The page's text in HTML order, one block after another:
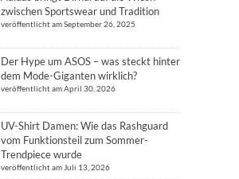
zwischen Sportswear und Tradition
veröffentlicht am September 26, 2025
Der Hype um ASOS – was steckt hinter
dem Mode-Giganten wirklich?
veröffentlicht am April 30, 2026
UV-Shirt Damen: Wie das Rashguard
vom Funktionsteil zum Sommer-
Trendpiece wurde
veröffentlicht am Juli 13, 2026